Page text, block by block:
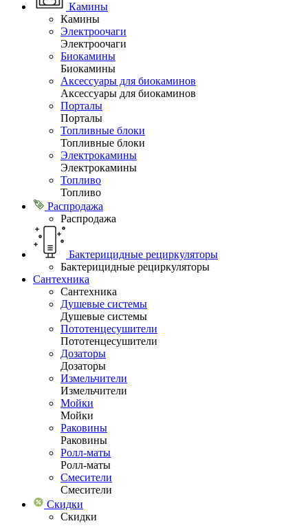
Камины
Камины
Электроочаги
Электроочаги
Биокамины
Биокамины
Аксессуары для биокаминов
Аксессуары для биокаминов
Порталы
Порталы
Топливные блоки
Топливные блоки
Электрокамины
Электрокамины
Топливо
Топливо
Распродажа
Распродажа
Бактерицидные рециркуляторы
Бактерицидные рециркуляторы
Сантехника
Сантехника
Душевые системы
Душевые системы
Пототенцесушители
Пототенцесушители
Дозаторы
Дозаторы
Измельчители
Измельчители
Мойки
Мойки
Раковины
Раковины
Ролл-маты
Ролл-маты
Смесители
Смесители
Скидки
Скидки